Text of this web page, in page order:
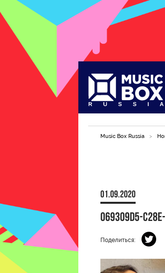
Music Box Russia >
01.09.2020
069309D5-
Поделиться: